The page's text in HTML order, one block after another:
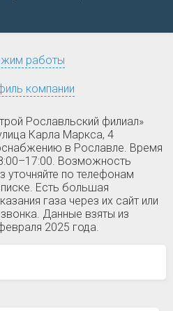
работы
компании
Рославльский филиал»
Карла Маркса, 4
в Рославле. Время
Возможность
уточняйте по телефонам
Есть большая
газа через их сайт или
Данные взяты из
2025 года.